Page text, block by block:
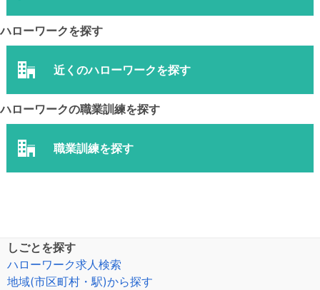
ハローワークを探す
近くのハローワークを探す
ハローワークの職業訓練を探す
職業訓練を探す
しごとを探す
ハローワーク求人検索
地域(市区町村・駅)から探す